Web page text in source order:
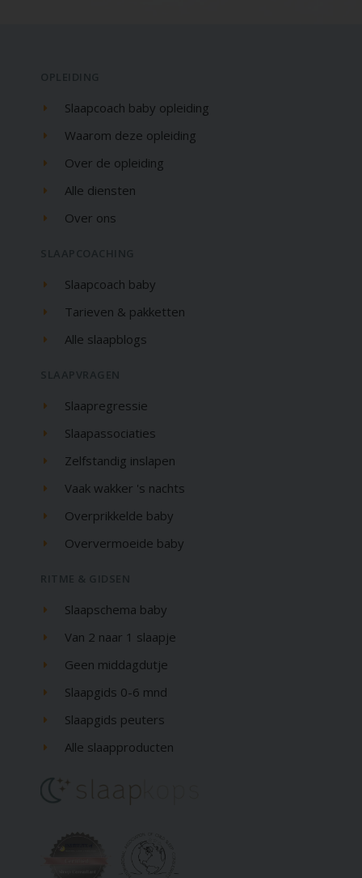
Slaapcoach baby opleiding
Waarom deze opleiding
Over de opleiding
Alle diensten
Over ons
Slaapcoach baby
Tarieven & pakketten
Alle slaapblogs
Slaapregressie
Slaapassociaties
Zelfstandig inslapen
Vaak wakker 's nachts
Overprikkelde baby
Oververmoeide baby
Slaapschema baby
Van 2 naar 1 slaapje
Geen middagdutje
Slaapgids 0-6 mnd
Slaapgids peuters
Alle slaapproducten